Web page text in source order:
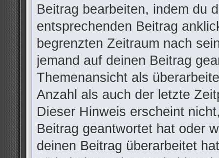
Beitrag bearbeiten, indem du
entsprechenden Beitrag
begrenzten Zeitraum nach
jemand auf deinen Beitrag
Themenansicht als
Anzahl als auch der letzte
Dieser Hinweis erscheint
Beitrag geantwortet hat oder
deinen Beitrag überarbeitet